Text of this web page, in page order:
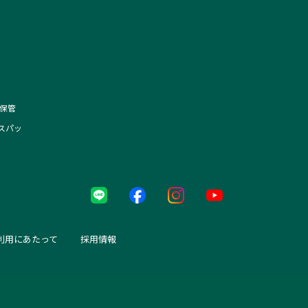
管
パッ
用にあたって 採用情報